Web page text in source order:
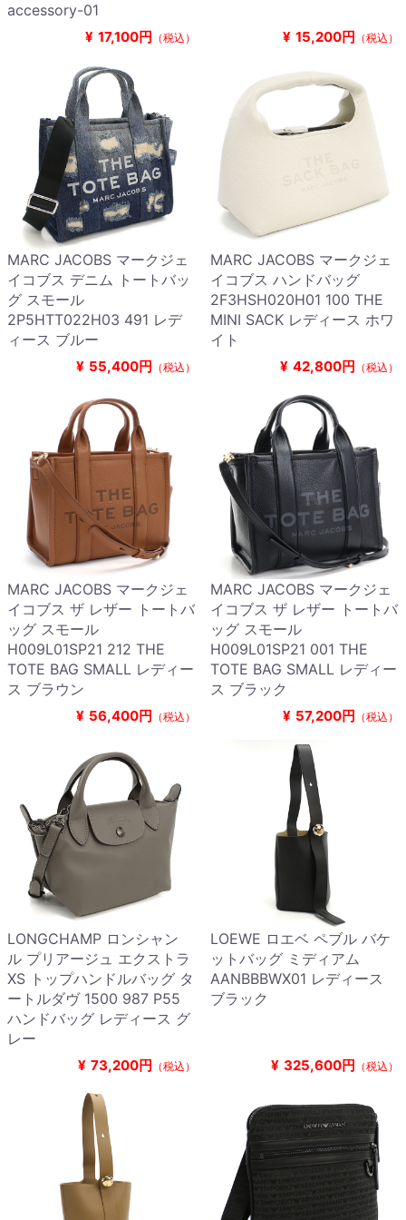
accessory-01
¥ 17,100円 （税込） ¥ 15,200円 （税込）
MARC JACOBS マークジェ
イコブス デニム トートバッ
グ スモール
2P5HTT022H03 491 レデ
ィース ブルー
¥ 55,400円 （税込）
MARC JACOBS マークジェ
イコブス ハンドバッグ
2F3HSH020H01 100 THE
MINI SACK レディース ホワ
イト
¥ 42,800円 （税込）
MARC JACOBS マークジェ
イコブス ザ レザー トートバ
ッグ スモール
H009L01SP21 212 THE
TOTE BAG SMALL レディー
ス ブラウン
¥ 56,400円 （税込）
MARC JACOBS マークジェ
イコブス ザ レザー トートバ
ッグ スモール
H009L01SP21 001 THE
TOTE BAG SMALL レディー
ス ブラック
¥ 57,200円 （税込）
LONGCHAMP ロンシャン
ル プリアージュ エクストラ
XS トップハンドルバッグ タ
ートルダヴ 1500 987 P55
ハンドバッグ レディース グ
レー
¥ 73,200円 （税込）
LOEWE ロエベ ペブル バケ
ットバッグ ミディアム
AANBBBWX01 レディース
ブラック
¥ 325,600円 （税込）